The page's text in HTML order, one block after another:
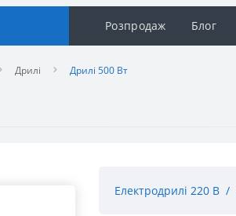
Розпродаж Блог
Дрилі Дрилі 500 Вт
Електродрилі 220 В